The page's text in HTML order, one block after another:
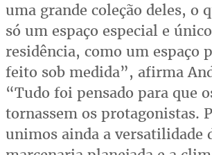
uma grande coleção deles, o
só um espaço especial e
residência, como um espaço
feito sob medida”, afirma
“Tudo foi pensado para que
tornassem os protagonistas.
unimos ainda a versatilidade